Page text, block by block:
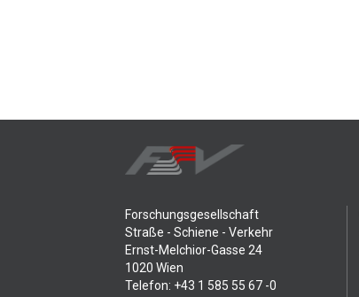
Forschungsgesellschaft
Straße - Schiene - Verkehr
Ernst-Melchior-Gasse 24
1020 Wien
Telefon: +43 1 585 55 67 -0